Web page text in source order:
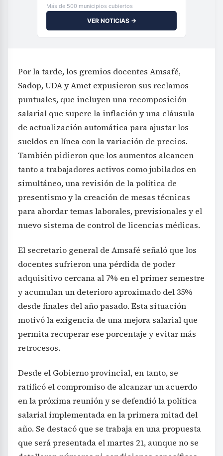
Más de 500 municipios cubiertos
VER NOTICIAS →
Por la tarde, los gremios docentes Amsafé,
Sadop, UDA y Amet expusieron sus reclamos
puntuales, que incluyen una recomposición
salarial que supere la inflación y una cláusula
de actualización automática para ajustar los
sueldos en línea con la variación de precios.
También pidieron que los aumentos alcancen
tanto a trabajadores activos como jubilados en
simultáneo, una revisión de la política de
presentismo y la creación de mesas técnicas
para abordar temas laborales, previsionales y el
nuevo sistema de control de licencias médicas.
El secretario general de Amsafé señaló que los
docentes sufrieron una pérdida de poder
adquisitivo cercana al 7% en el primer semestre
y acumulan un deterioro aproximado del 35%
desde finales del año pasado. Esta situación
motivó la exigencia de una mejora salarial que
permita recuperar ese porcentaje y evitar más
retrocesos.
Desde el Gobierno provincial, en tanto, se
ratificó el compromiso de alcanzar un acuerdo
en la próxima reunión y se defendió la política
salarial implementada en la primera mitad del
año. Se destacó que se trabaja en una propuesta
que será presentada el martes 21, aunque no se